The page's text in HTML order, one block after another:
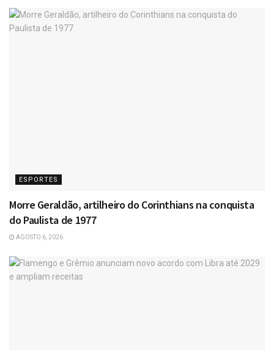
ESPORTES
Morre Geraldão, artilheiro do Corinthians na conquista
do Paulista de 1977
AGOSTO 6, 2026